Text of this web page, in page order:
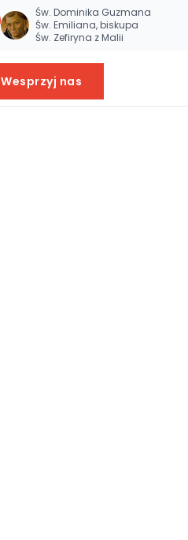
Św. Dominika Guzmana
Św. Emiliana, biskupa
Św. Zefiryna z Malii
Wesprzyj nas